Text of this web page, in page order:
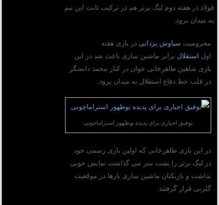
فولاد در هفته دوم لیگ برتر هم در ترکیب ثابت این تیم
به میدان برود.
محرومیتسیاوش یزدانی در بازی هفته
اول استقلال برابر ماشین سازی باعث شد در این
بازی شاهین طاهرخانی جوان در کنار محمد دانشگر
در قلب خط دفاع استقلال به میدان برود.
توفیق اجباری برای پدیده نوظهور استراماچونی
در این بازی طاهرخانی که اولین بازی رسمی خود
در لیگ برتر را پشت سر می گذاشت نمایش خوبی
نداشت و بازیکنان ماشین سازی بارها در موقعیت
گلزنی قرار گرفتند.